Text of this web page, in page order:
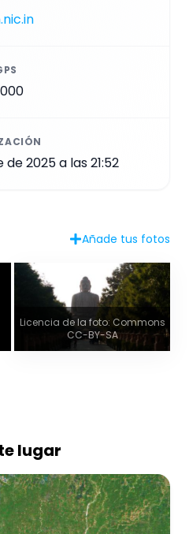
2025 a las 21:52
Añade tus fotos
Licencia de la foto: Commons
CC-BY-SA
lugar